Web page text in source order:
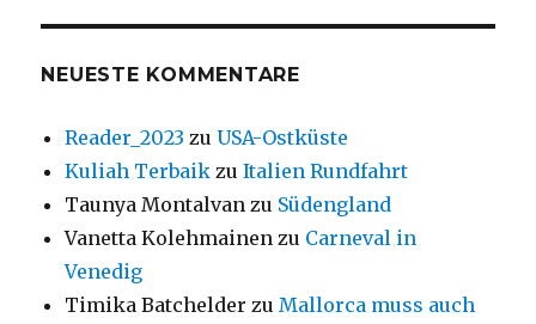
NEUESTE KOMMENTARE
Reader_2023 zuUSA-Ostküste
Kuliah Terbaik zuItalien Rundfahrt
Taunya Montalvan zu Südengland
Vanetta Kolehmainen zu Carneval in
Venedig
Timika Batchelder zu Mallorca muss auch